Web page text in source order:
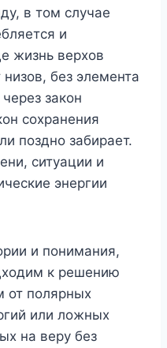
в том случае
и
жизнь верхов
без элемента
закон
сохранения
поздно забирает.
ситуации и
энергии
и понимания,
к решению
от полярных
или ложных
на веру без